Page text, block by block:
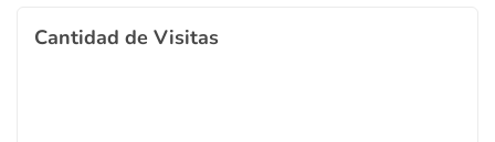
Cantidad de Visitas